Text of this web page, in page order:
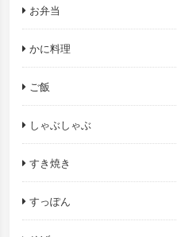
お弁当
かに料理
ご飯
しゃぶしゃぶ
すき焼き
すっぽん